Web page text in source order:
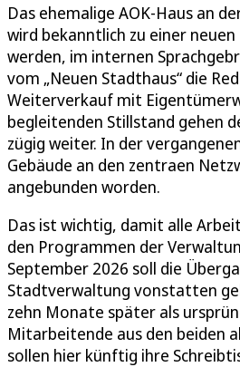
Das ehemalige AOK-Haus an
wird bekanntlich zu einer
werden, im internen
vom „Neuen Stadthaus“ die
Weiterverkauf mit
begleitenden Stillstand gehen
zügig weiter. In der
Gebäude an den zentraen
angebunden worden.
Das ist wichtig, damit alle
den Programmen der
September 2026 soll die
Stadtverwaltung vonstatten
zehn Monate später als
Mitarbeitende aus den beiden
sollen hier künftig ihre